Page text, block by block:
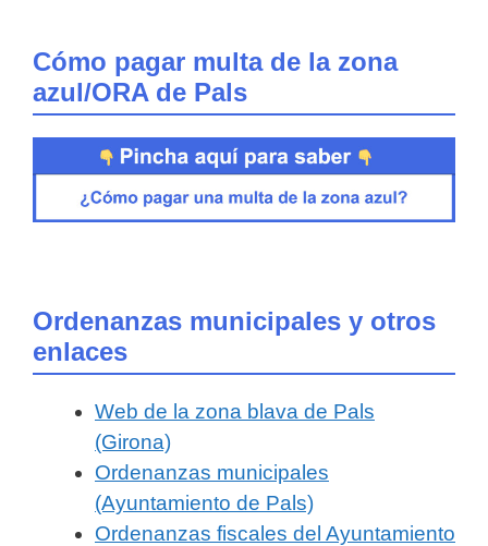
Cómo pagar multa de la zona
azul/ORA de Pals
Ordenanzas municipales y otros
enlaces
Web de la zona blava de Pals
(Girona)
Ordenanzas municipales
(Ayuntamiento de Pals)
Ordenanzas fiscales del Ayuntamiento